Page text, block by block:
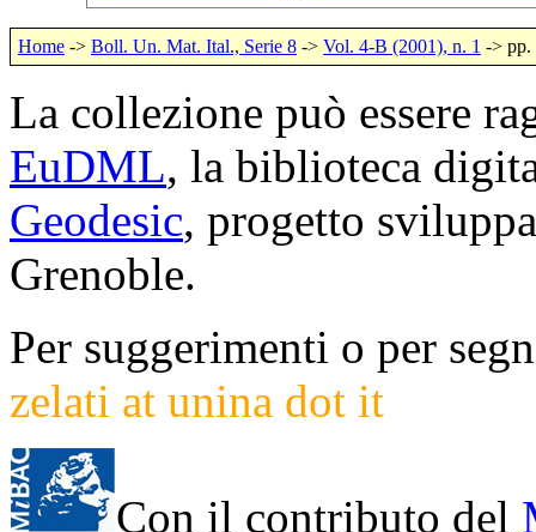
Home -> Boll. Un. Mat. Ital., Serie 8 -> Vol. 4-B (2001), n. 1 -> pp.
La collezione può essere
EuDML, la biblioteca
Geodesic, progetto
Grenoble.
Per suggerimenti o per
zelati at unina dot it
Con il contributo del